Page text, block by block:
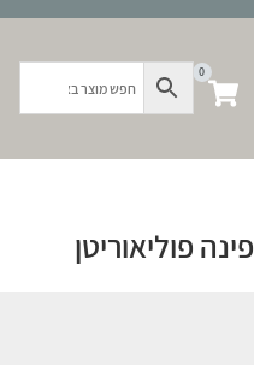
0
פינה פוליאוריטן